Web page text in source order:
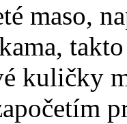
maso,
kuličky